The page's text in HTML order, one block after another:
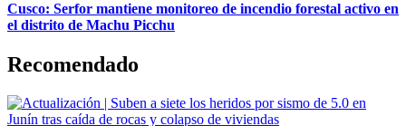
Cusco: Serfor mantiene monitoreo de incendio forestal activo en
el distrito de Machu Picchu
Recomendado